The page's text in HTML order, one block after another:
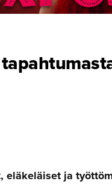
eläkeläiset ja